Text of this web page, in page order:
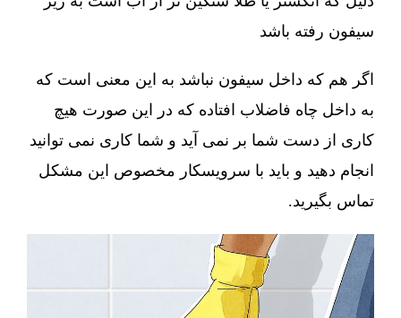
سیفون رفته باشد
اگر هم که داخل سیفون نباشد به این معنی است که
به داخل چاه فاضلاب افتاده که در این صورت هیچ
کاری از دست شما بر نمی آید و شما کاری نمی توانید
انجام دهید و باید با سرویسکار مخصوص این مشکل
تماس بگیرید.